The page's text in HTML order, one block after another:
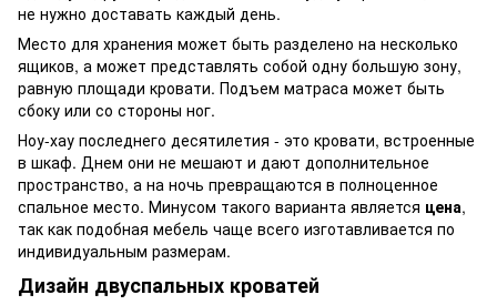
не нужно доставать каждый день.
Место для хранения может быть разделено на несколько
ящиков, а может представлять собой одну большую зону,
равную площади кровати. Подъем матраса может быть
сбоку или со стороны ног.
Ноу-хау последнего десятилетия - это кровати, встроенные
в шкаф. Днем они не мешают и дают дополнительное
пространство, а на ночь превращаются в полноценное
спальное место. Минусом такого варианта является цена,
так как подобная мебель чаще всего изготавливается по
индивидуальным размерам.
Дизайн двуспальных кроватей